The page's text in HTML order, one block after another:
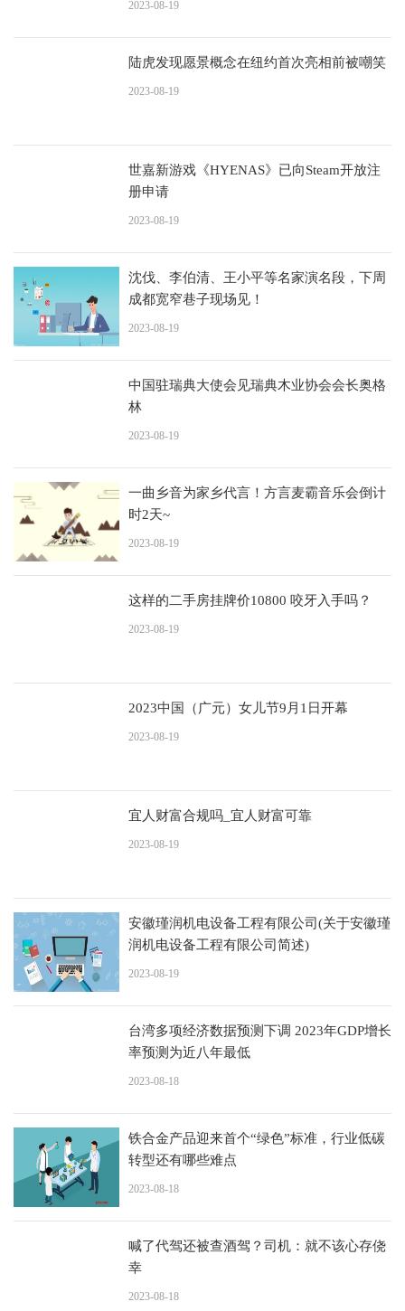
2023-08-19
陆虎发现愿景概念在纽约首次亮相前被嘲笑
2023-08-19
世嘉新游戏《HYENAS》已向Steam开放注
册申请
2023-08-19
沈伐、李伯清、王小平等名家演名段，下周
成都宽窄巷子现场见！
2023-08-19
中国驻瑞典大使会见瑞典木业协会会长奥格
林
2023-08-19
一曲乡音为家乡代言！方言麦霸音乐会倒计
时2天~
2023-08-19
这样的二手房挂牌价10800 咬牙入手吗？
2023-08-19
2023中国（广元）女儿节9月1日开幕
2023-08-19
宜人财富合规吗_宜人财富可靠
2023-08-19
安徽瑾润机电设备工程有限公司(关于安徽瑾
润机电设备工程有限公司简述)
2023-08-19
台湾多项经济数据预测下调 2023年GDP增长
率预测为近八年最低
2023-08-18
铁合金产品迎来首个“绿色”标准，行业低碳
转型还有哪些难点
2023-08-18
喊了代驾还被查酒驾？司机：就不该心存侥
幸
2023-08-18